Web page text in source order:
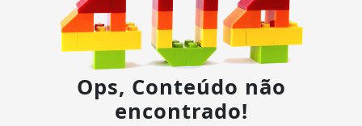
Ops, Conteúdo não
encontrado!